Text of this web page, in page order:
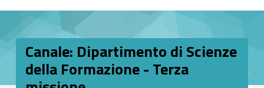
Canale: Dipartimento di Scienze
della Formazione - Terza